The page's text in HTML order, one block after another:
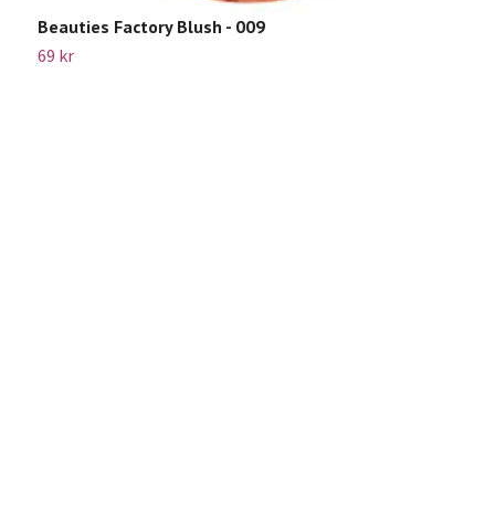
Beauties Factory Blush - 009
69 kr